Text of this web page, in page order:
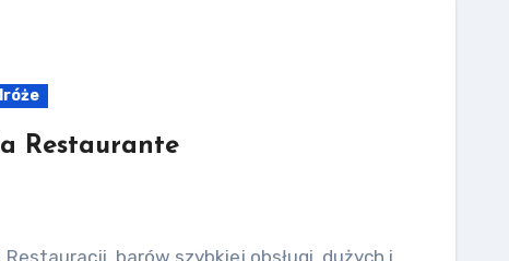
Restaurante
barów szybkiej obsługi, dużych i